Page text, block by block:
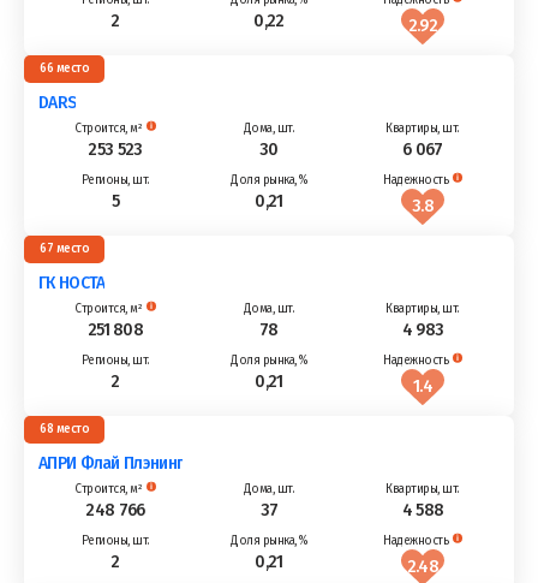
2 0,22 2.92
66
DARS
253 523 30 6 067
5 0,21 3.8
67
ГК НОСТА
251 808 78 4 983
2 0,21 1.4
68
АПРИ Флай Плэнинг
248 766 37 4 588
2 0,21 2.48